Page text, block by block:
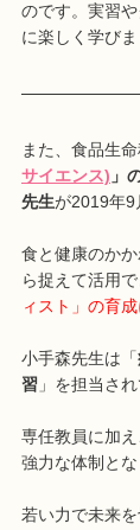
のです。実習
に楽しく学びま
また、食品生
サイエンス) 」
先生が2019年9
食と健康のか
ら捉えて活用で
ィスト」の育
小手森先生は「
習 」を担当され
専任教員に加
強力な体制とな
若い力で未来を